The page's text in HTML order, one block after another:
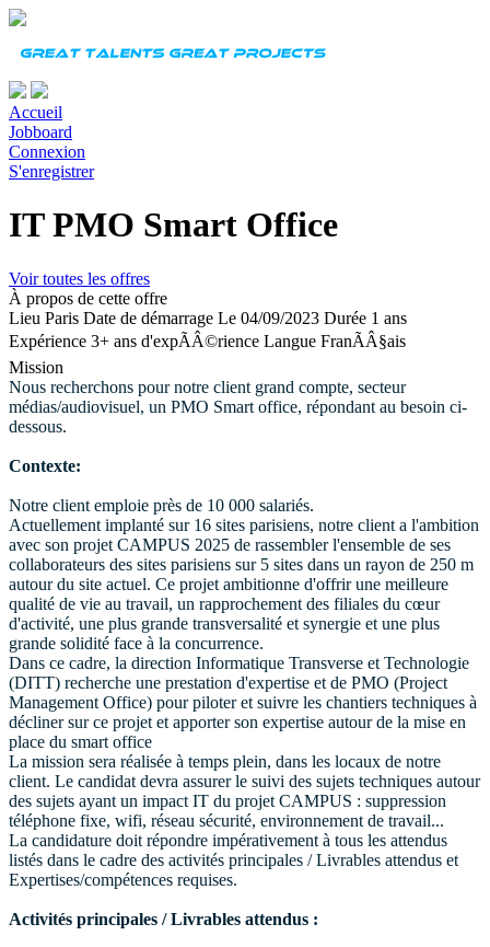
Accueil
Jobboard
Connexion
S'enregistrer
IT PMO Smart Office
Voir toutes les offres
À propos de cette offre
Lieu Paris Date de démarrage Le 04/09/2023 Durée 1 ans
Expérience 3+ ans d'expÃÂ©rience Langue FranÃÂ§ais
Mission
Nous recherchons pour notre client grand compte, secteur
médias/audiovisuel, un PMO Smart office, répondant au besoin ci-
dessous.
Contexte:
Notre client emploie près de 10 000 salariés.
Actuellement implanté sur 16 sites parisiens, notre client a l'ambition
avec son projet CAMPUS 2025 de rassembler l'ensemble de ses
collaborateurs des sites parisiens sur 5 sites dans un rayon de 250 m
autour du site actuel. Ce projet ambitionne d'offrir une meilleure
qualité de vie au travail, un rapprochement des filiales du cœur
d'activité, une plus grande transversalité et synergie et une plus
grande solidité face à la concurrence.
Dans ce cadre, la direction Informatique Transverse et Technologie
(DITT) recherche une prestation d'expertise et de PMO (Project
Management Office) pour piloter et suivre les chantiers techniques à
décliner sur ce projet et apporter son expertise autour de la mise en
place du smart office
La mission sera réalisée à temps plein, dans les locaux de notre
client. Le candidat devra assurer le suivi des sujets techniques autour
des sujets ayant un impact IT du projet CAMPUS : suppression
téléphone fixe, wifi, réseau sécurité, environnement de travail...
La candidature doit répondre impérativement à tous les attendus
listés dans le cadre des activités principales / Livrables attendus et
Expertises/compétences requises.
Activités principales / Livrables attendus :